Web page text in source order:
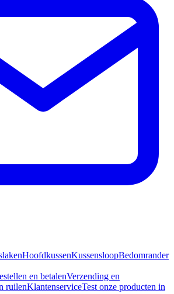
HoofdkussenKussensloopBedomrander
en betalenVerzending en
ruilenKlantenserviceTest onze producten in